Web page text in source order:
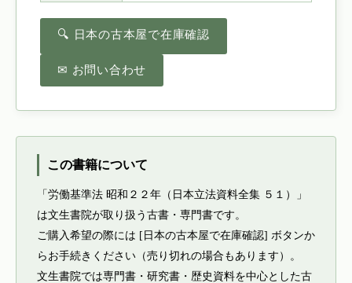
🔍 日本の古本屋で在庫確認
✉ お問い合わせ
この書籍について
「労働基準法 昭和２２年（日本立法資料全集 ５１）」
は文生書院が取り扱う古書・専門書です。
ご購入希望の際には [日本の古本屋で在庫確認] ボタンか
らお手続きください（売り切れの場合もあります）。
文生書院では専門書・研究書・歴史資料を中心とした古